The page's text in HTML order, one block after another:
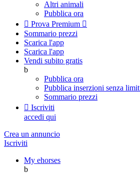
Altri animali
Pubblica ora
 Prova Premium 
Sommario prezzi
Scarica l'app
Scarica l'app
Vendi subito gratis
b
Pubblica ora
Pubblica inserzioni senza limit
Sommario prezzi
 Iscriviti
accedi qui
Crea un annuncio
Iscriviti
My ehorses
b